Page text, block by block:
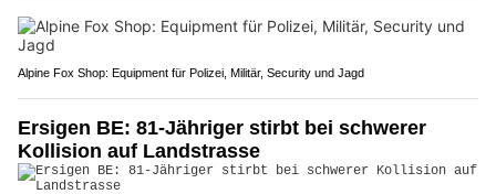
Alpine Fox Shop: Equipment für Polizei, Militär, Security und Jagd
Ersigen BE: 81-Jähriger stirbt bei schwerer
Kollision auf Landstrasse